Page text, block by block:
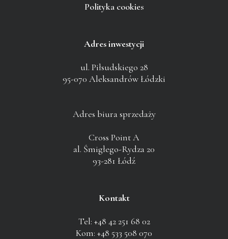
Polityka cookies
Adres inwestycji
ul. Piłsudskiego 28
95-070 Aleksandrów Łódzki
Adres biura sprzedaży
Cross Point A
al. Śmigłego-Rydza 20
93-281 Łódź
Kontakt
Tel: +48 42 251 68 02
Kom: +48 533 508 070